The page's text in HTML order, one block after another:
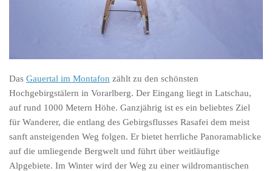
Das Gauertal im Montafon zählt zu den schönsten
Hochgebirgstälern in Vorarlberg. Der Eingang liegt in Latschau,
auf rund 1000 Metern Höhe. Ganzjährig ist es ein beliebtes Ziel
für Wanderer, die entlang des Gebirgsflusses Rasafei dem meist
sanft ansteigenden Weg folgen. Er bietet herrliche Panoramablicke
auf die umliegende Bergwelt und führt über weitläufige
Alpgebiete. Im Winter wird der Weg zu einer wildromantischen